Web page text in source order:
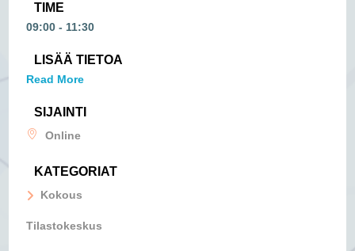
TIME
09:00 - 11:30
LISÄÄ TIETOA
Read More
SIJAINTI
Online
KATEGORIAT
Kokous
Tilastokeskus